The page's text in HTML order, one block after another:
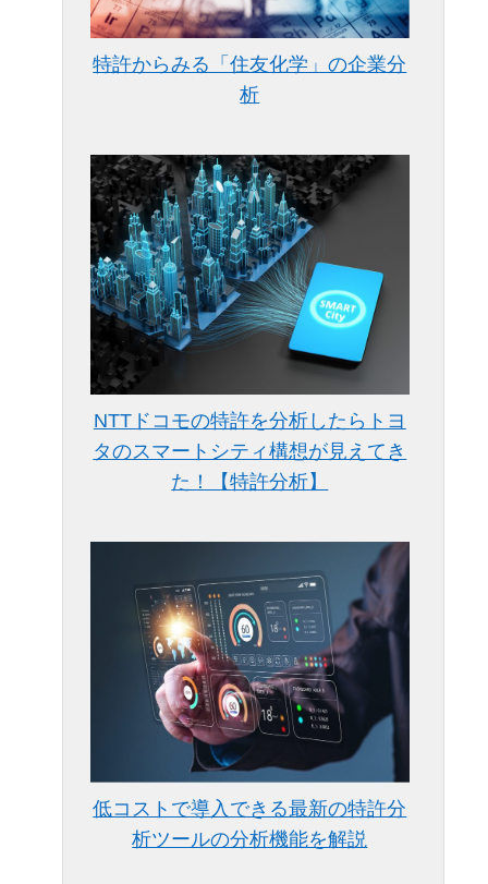
特許からみる「住友化学」の企業分
析
NTTドコモの特許を分析したらトヨ
タのスマートシティ構想が見えてき
た！【特許分析】
低コストで導入できる最新の特許分
析ツールの分析機能を解説